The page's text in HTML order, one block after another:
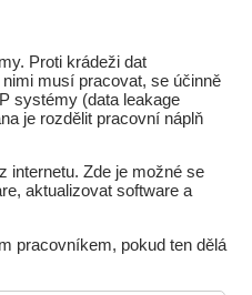
Proti krádeži dat
musí pracovat, se účinně
systémy (data leakage
je rozdělit pracovní náplň
internetu. Zde je možné se
aktualizovat software a
pracovníkem, pokud ten dělá